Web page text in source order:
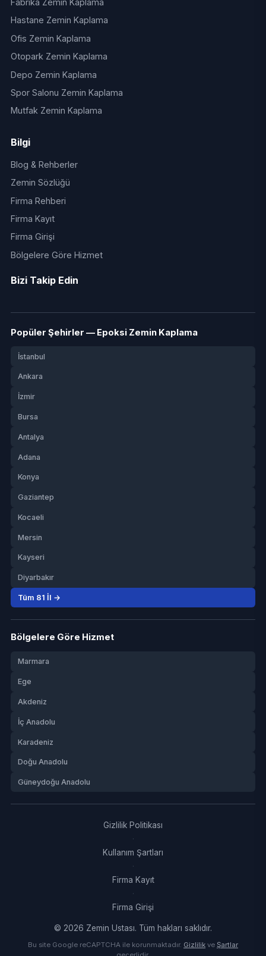
Fabrika Zemin Kaplama
Hastane Zemin Kaplama
Ofis Zemin Kaplama
Otopark Zemin Kaplama
Depo Zemin Kaplama
Spor Salonu Zemin Kaplama
Mutfak Zemin Kaplama
Bilgi
Blog & Rehberler
Zemin Sözlüğü
Firma Rehberi
Firma Kayıt
Firma Girişi
Bölgelere Göre Hizmet
Bizi Takip Edin
Popüler Şehirler — Epoksi Zemin Kaplama
İstanbul
Ankara
İzmir
Bursa
Antalya
Adana
Konya
Gaziantep
Kocaeli
Mersin
Kayseri
Diyarbakır
Tüm 81 İl →
Bölgelere Göre Hizmet
Marmara
Ege
Akdeniz
İç Anadolu
Karadeniz
Doğu Anadolu
Güneydoğu Anadolu
Gizlilik Politikası
·
Kullanım Şartları
·
Firma Kayıt
·
Firma Girişi
© 2026 Zemin Ustası. Tüm hakları saklıdır.
Bu site Google reCAPTCHA ile korunmaktadır. Gizlilik ve Şartlar